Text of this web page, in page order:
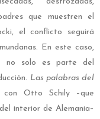
que muestren el
el conflicto seguirá
En este caso,
no solo es parte del
Las palabras del
Otto Schily –que
interior de Alemania–